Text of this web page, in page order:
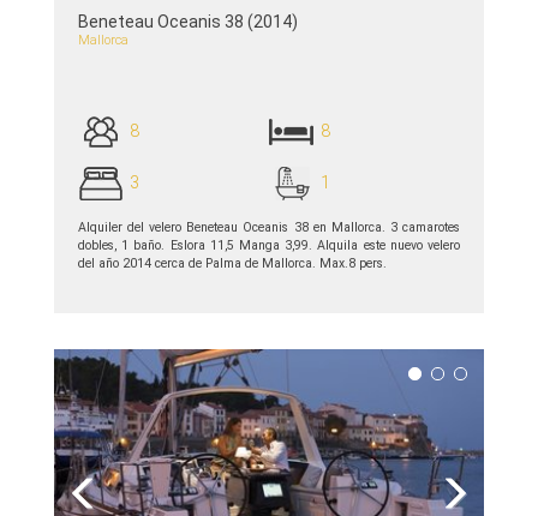
Beneteau Oceanis 38 (2014)
Mallorca
8 8
3 1
Alquiler del velero Beneteau Oceanis 38 en Mallorca. 3 camarotes
dobles, 1 baño. Eslora 11,5 Manga 3,99. Alquila este nuevo velero
del año 2014 cerca de Palma de Mallorca. Max.8 pers.